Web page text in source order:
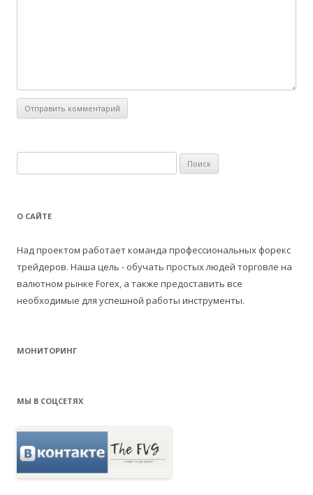
а
т
:
О САЙТЕ
Над проектом работает команда профессиональных форекс
трейдеров. Наша цель - обучать простых людей торговле на
валютном рынке Forex, а также предоставить все
необходимые для успешной работы инструменты.
МОНИТОРИНГ
МЫ В СОЦСЕТЯХ